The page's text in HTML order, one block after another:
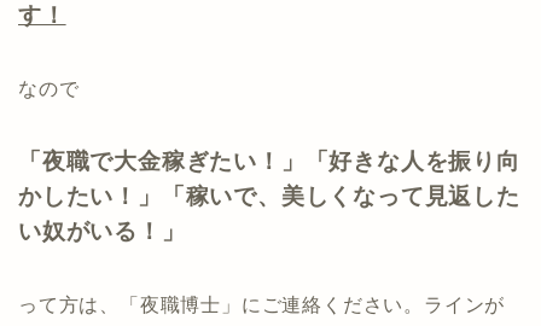
す！
なので
「夜職で大金稼ぎたい！」「好きな人を振り向
かしたい！」「稼いで、美しくなって見返した
い奴がいる！」
って方は、「夜職博士」にご連絡ください。ラインが